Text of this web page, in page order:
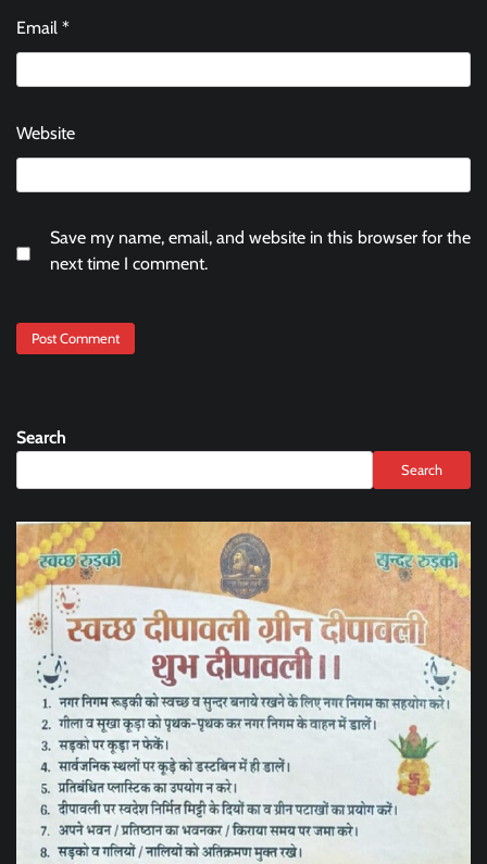
Email *
Website
Save my name, email, and website in this browser for the
next time I comment.
Search
Search